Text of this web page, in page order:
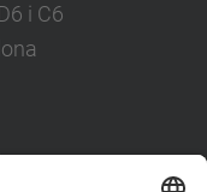
i C6